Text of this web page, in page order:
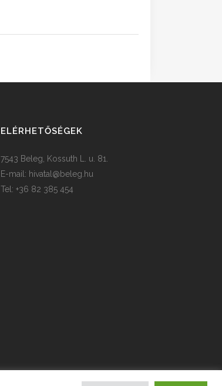
ELÉRHETŐSÉGEK
7543 Beleg, Kossuth L. u. 81.
E-mail: hivatal@beleg.hu
Tel: +36 82 385 454